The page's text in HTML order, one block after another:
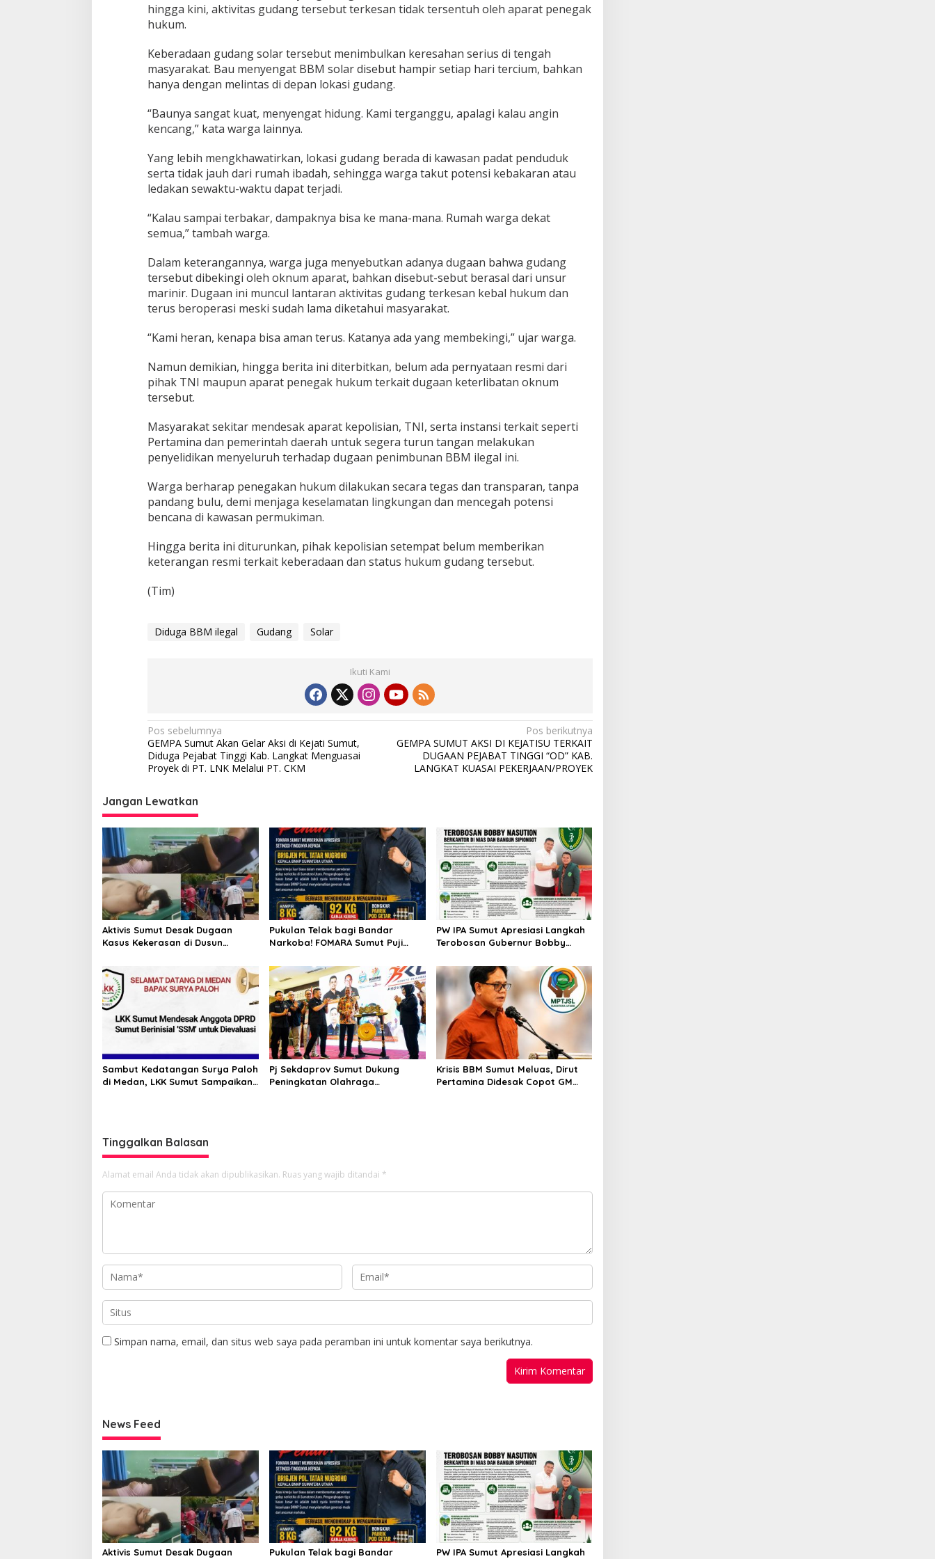
hingga kini, aktivitas gudang tersebut terkesan tidak tersentuh oleh aparat penegak
hukum.
Keberadaan gudang solar tersebut menimbulkan keresahan serius di tengah
masyarakat. Bau menyengat BBM solar disebut hampir setiap hari tercium, bahkan
hanya dengan melintas di depan lokasi gudang.
“Baunya sangat kuat, menyengat hidung. Kami terganggu, apalagi kalau angin
kencang,” kata warga lainnya.
Yang lebih mengkhawatirkan, lokasi gudang berada di kawasan padat penduduk
serta tidak jauh dari rumah ibadah, sehingga warga takut potensi kebakaran atau
ledakan sewaktu-waktu dapat terjadi.
“Kalau sampai terbakar, dampaknya bisa ke mana-mana. Rumah warga dekat
semua,” tambah warga.
Dalam keterangannya, warga juga menyebutkan adanya dugaan bahwa gudang
tersebut dibekingi oleh oknum aparat, bahkan disebut-sebut berasal dari unsur
marinir. Dugaan ini muncul lantaran aktivitas gudang terkesan kebal hukum dan
terus beroperasi meski sudah lama diketahui masyarakat.
“Kami heran, kenapa bisa aman terus. Katanya ada yang membekingi,” ujar warga.
Namun demikian, hingga berita ini diterbitkan, belum ada pernyataan resmi dari
pihak TNI maupun aparat penegak hukum terkait dugaan keterlibatan oknum
tersebut.
Masyarakat sekitar mendesak aparat kepolisian, TNI, serta instansi terkait seperti
Pertamina dan pemerintah daerah untuk segera turun tangan melakukan
penyelidikan menyeluruh terhadap dugaan penimbunan BBM ilegal ini.
Warga berharap penegakan hukum dilakukan secara tegas dan transparan, tanpa
pandang bulu, demi menjaga keselamatan lingkungan dan mencegah potensi
bencana di kawasan permukiman.
Hingga berita ini diturunkan, pihak kepolisian setempat belum memberikan
keterangan resmi terkait keberadaan dan status hukum gudang tersebut.
(Tim)
Diduga BBM ilegal Gudang Solar
Ikuti Kami
N
a
v
i
g
a
s
i
p
o
s
Pos sebelumnya
GEMPA Sumut Akan Gelar Aksi di Kejati Sumut,
Diduga Pejabat Tinggi Kab. Langkat Menguasai
Proyek di PT. LNK Melalui PT. CKM
Pos berikutnya
GEMPA SUMUT AKSI DI KEJATISU TERKAIT
DUGAAN PEJABAT TINGGI “OD” KAB.
LANGKAT KUASAI PEKERJAAN/PROYEK
Jangan Lewatkan
Aktivis Sumut Desak Dugaan
Kasus Kekerasan di Dusun
Diusut Tuntas
Pukulan Telak bagi Bandar
Narkoba! FOMARA Sumut Puji
Bongkar Sabu, Ganja, hingga
Pabrik Pod Getar
PW IPA Sumut Apresiasi Langkah
Terobosan Gubernur Bobby
Sipiongot
Sambut Kedatangan Surya Paloh
di Medan, LKK Sumut Sampaikan
Pj Sekdaprov Sumut Dukung
Peningkatan Olahraga
Krisis BBM Sumut Meluas, Dirut
Pertamina Didesak Copot GM
Tinggalkan Balasan
Alamat email Anda tidak akan dipublikasikan. Ruas yang wajib ditandai *
Simpan nama, email, dan situs web saya pada peramban ini untuk komentar saya berikutnya.
News Feed
Aktivis Sumut Desak Dugaan
Pukulan Telak bagi Bandar
PW IPA Sumut Apresiasi Langkah